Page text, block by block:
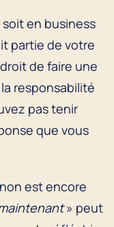
en business
partie de votre
de faire une
responsabilité
pas tenir
que vous
est encore
» peut